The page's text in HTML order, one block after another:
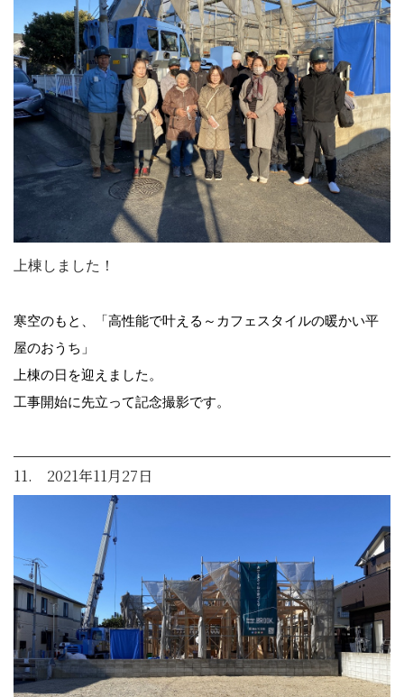
上棟しました！
寒空のもと、「高性能で叶える～カフェスタイルの暖かい平
屋のおうち」
上棟の日を迎えました。
工事開始に先立って記念撮影です。
11. 2021年11月27日